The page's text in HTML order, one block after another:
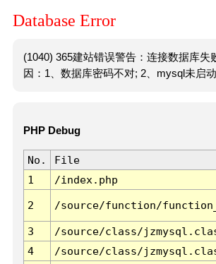
Database Error
(1040) 365建站错误警告：连接数据库失
因：1、数据库密码不对; 2、mysql未启动
PHP Debug
No. File
1
/index.php
2 /source/function/
3 /source/class/
4
/source/class/